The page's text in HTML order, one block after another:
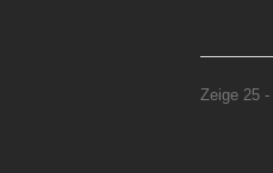
Zeige 25